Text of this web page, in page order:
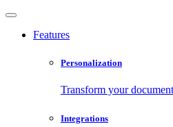
Features
Personalization
Transform your
Integrations